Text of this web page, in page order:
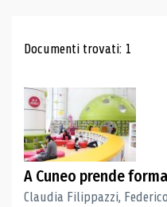
Risultati di
Documenti trovati: 1
A Cuneo prende
Claudia Filippazzi,